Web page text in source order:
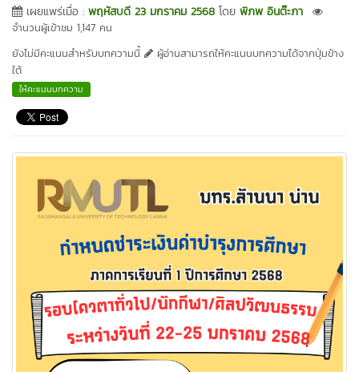
เผยแพร่เมื่อ : พฤหัสบดี 23 มกราคม 2568 โดย พิภพ อินต๊ะภา
จำนวนผู้เข้าชม 1,147 คน
ยังไม่มีคะแนนสำหรับบทความนี้
ผู้อ่านสามารถให้คะแนนบทความได้จากปุ่มข้าง
ใต้
ให้คะแนนบทความ